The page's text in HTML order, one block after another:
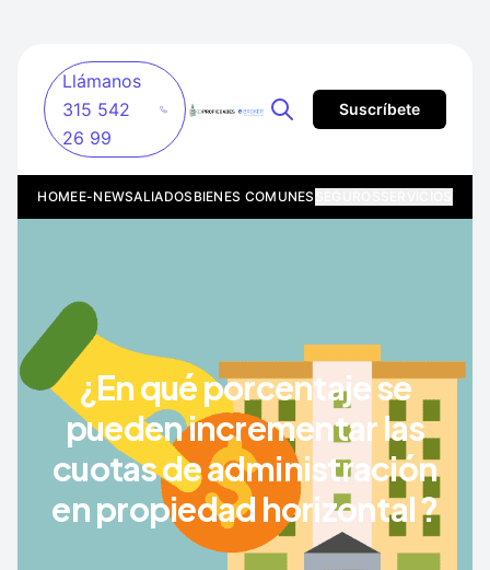
Llámanos
315 542
26 99
Suscríbete
HOMEE-NEWSALIADOS BIENES COMUNES
¿En qué porcentaje se
pueden incrementar las
cuotas de administración
en propiedad horizontal ?